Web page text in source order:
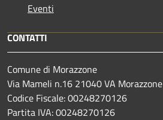
Eventi
CONTATTI
Comune di Morazzone
Via Mameli n.16 21040 VA Morazzone
Codice Fiscale: 00248270126
Partita IVA: 00248270126